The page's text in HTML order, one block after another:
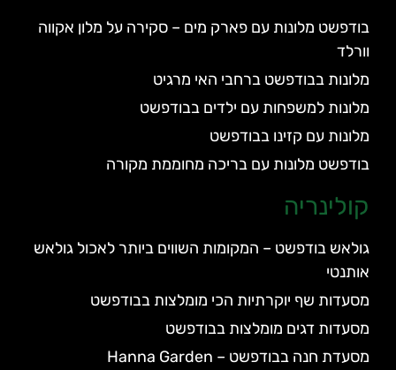
בודפשט מלונות עם פארק מים – סקירה על מלון אקווה
וורלד
מלונות בבודפשט ברחבי האי מרגיט
מלונות למשפחות עם ילדים בבודפשט
מלונות עם קזינו בבודפשט
בודפשט מלונות עם בריכה מחוממת מקורה
קולינריה
גולאש בודפשט – המקומות השווים ביותר לאכול גולאש
אותנטי
מסעדות שף יוקרתיות הכי מומלצות בבודפשט
מסעדות דגים מומלצות בבודפשט
מסעדת חנה בבודפשט – Hanna Garden